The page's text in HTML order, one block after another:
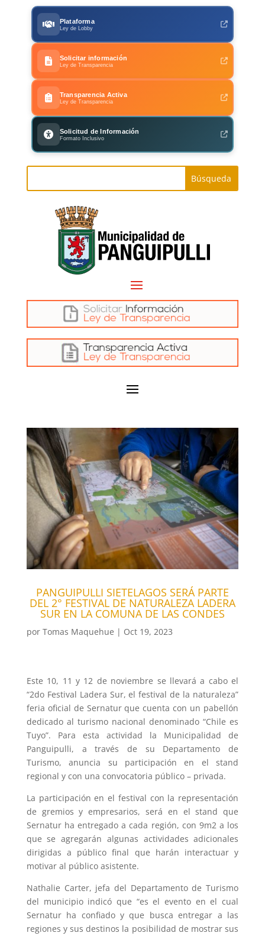
Plataforma
Ley de Lobby
Solicitar información
Ley de Transparencia
Transparencia Activa
Ley de Transparencia
Solicitud de Información
Formato Inclusivo
PANGUIPULLI SIETELAGOS SERÁ PARTE
DEL 2° FESTIVAL DE NATURALEZA LADERA
SUR EN LA COMUNA DE LAS CONDES
por Tomas Maquehue | Oct 19, 2023
Este 10, 11 y 12 de noviembre se llevará a cabo el
“2do Festival Ladera Sur, el festival de la naturaleza”
feria oficial de Sernatur que cuenta con un pabellón
dedicado al turismo nacional denominado “Chile es
Tuyo”. Para esta actividad la Municipalidad de
Panguipulli, a través de su Departamento de
Turismo, anuncia su participación en el stand
regional y con una convocatoria público – privada.
La participación en el festival con la representación
de gremios y empresarios, será en el stand que
Sernatur ha entregado a cada región, con 9m2 a los
que se agregarán algunas actividades adicionales
dirigidas a público final que harán interactuar y
motivar al público asistente.
Nathalie Carter, jefa del Departamento de Turismo
del municipio indicó que “es el evento en el cual
Sernatur ha confiado y que busca entregar a las
regiones y sus destinos la posibilidad de mostrar sus